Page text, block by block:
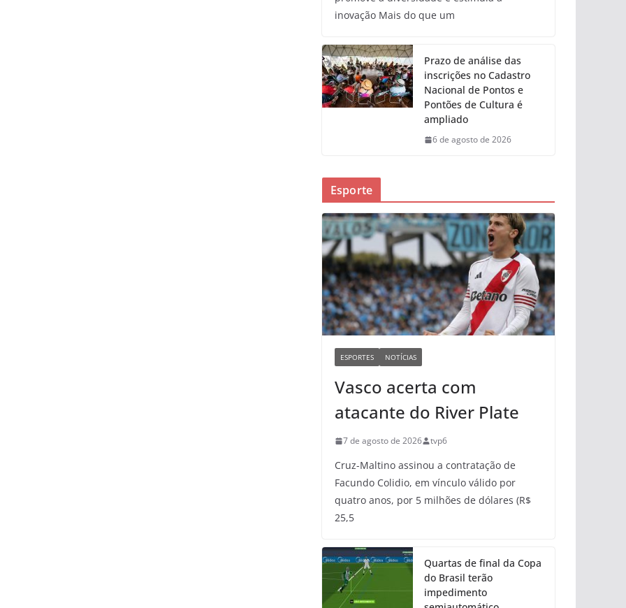
inovação Mais do que um
Prazo de análise das
inscrições no Cadastro
Nacional de Pontos e
Pontões de Cultura é
ampliado
6 de agosto de 2026
Esporte
ESPORTES NOTÍCIAS
Vasco acerta com
atacante do River Plate
7 de agosto de 2026 tvp6
Cruz-Maltino assinou a contratação de
Facundo Colidio, em vínculo válido por
quatro anos, por 5 milhões de dólares (R$
25,5
Quartas de final da Copa
do Brasil terão
impedimento